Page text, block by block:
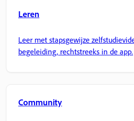
Leren
Leer met stapsgewijze
begeleiding, rechtstreeks in de app.
Community